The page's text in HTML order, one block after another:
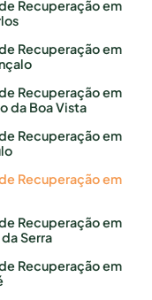
Recuperação em
Recuperação em
Recuperação em
da Boa Vista
Recuperação em
Recuperação em
Recuperação em
Serra
Recuperação em